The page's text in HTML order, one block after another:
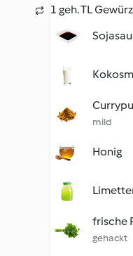
1 geh. TL
mild
Honig
frische
gehackt